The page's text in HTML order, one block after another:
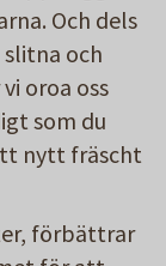
Och dels
och
oroa oss
som du
nytt fräscht
förbättrar